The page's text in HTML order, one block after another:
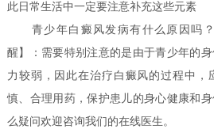
此日常生活中一定要注意补充这些元素
青少年白癜风发病有什么原因吗？
醒】：需要特别注意的是由于青少年的
力较弱，因此在治疗白癜风的过程中，
慎、合理用药，保护患儿的身心健康和
么疑问欢迎咨询我们的在线医生。